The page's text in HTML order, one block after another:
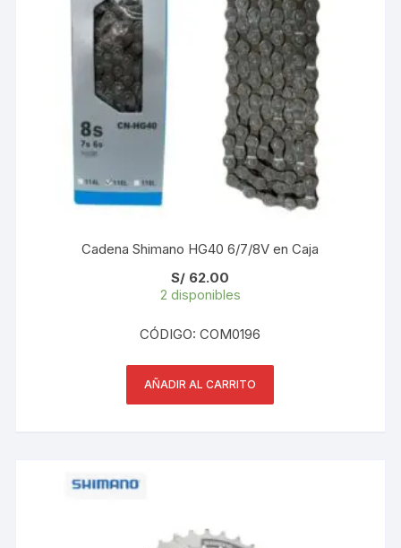
Cadena Shimano HG40 6/7/8V en Caja
S/ 62.00
2 disponibles
CÓDIGO: COM0196
AÑADIR AL CARRITO